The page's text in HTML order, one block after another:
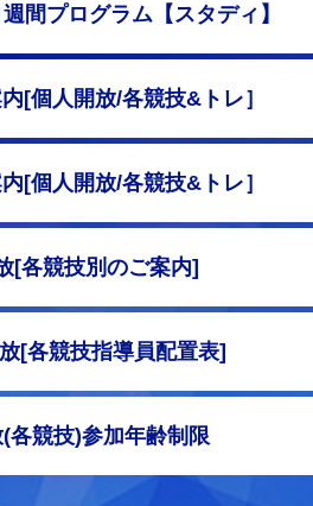
間プログラム【スタディ】
[個人開放/各競技&トレ］
[個人開放/各競技&トレ］
[各競技別のご案内]
[各競技指導員配置表]
各競技)参加年齢制限